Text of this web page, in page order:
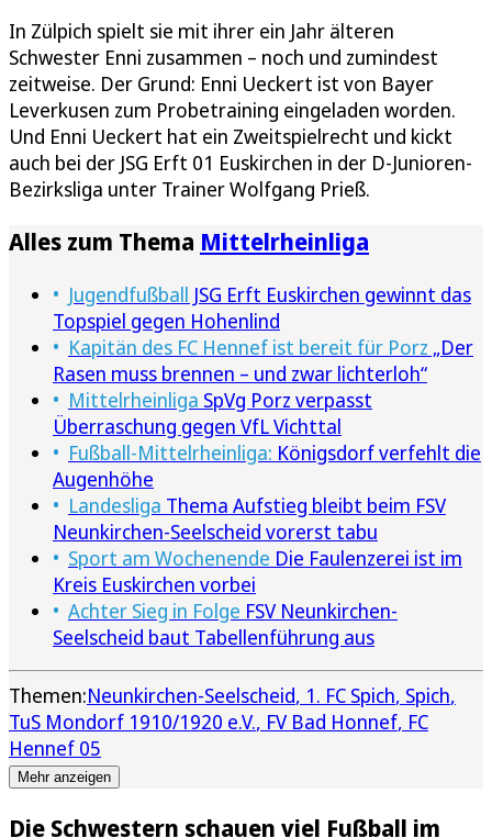
In Zülpich spielt sie mit ihrer ein Jahr älteren
Schwester Enni zusammen – noch und zumindest
zeitweise. Der Grund: Enni Ueckert ist von Bayer
Leverkusen zum Probetraining eingeladen worden.
Und Enni Ueckert hat ein Zweitspielrecht und kickt
auch bei der JSG Erft 01 Euskirchen in der D-Junioren-
Bezirksliga unter Trainer Wolfgang Prieß.
Alles zum Thema Mittelrheinliga
Jugendfußball JSG Erft Euskirchen gewinnt das
Topspiel gegen Hohenlind
Kapitän des FC Hennef ist bereit für Porz „Der
Rasen muss brennen – und zwar lichterloh“
Mittelrheinliga SpVg Porz verpasst
Überraschung gegen VfL Vichttal
Fußball-Mittelrheinliga: Königsdorf verfehlt die
Augenhöhe
Landesliga Thema Aufstieg bleibt beim FSV
Neunkirchen-Seelscheid vorerst tabu
Sport am Wochenende Die Faulenzerei ist im
Kreis Euskirchen vorbei
Achter Sieg in Folge FSV Neunkirchen-
Seelscheid baut Tabellenführung aus
Themen:Neunkirchen-Seelscheid 1. FC Spich Spich
TuS Mondorf 1910/1920 e.V. FV Bad Honnef FC
Hennef 05
Mehr anzeigen
Die Schwestern schauen viel Fußball im